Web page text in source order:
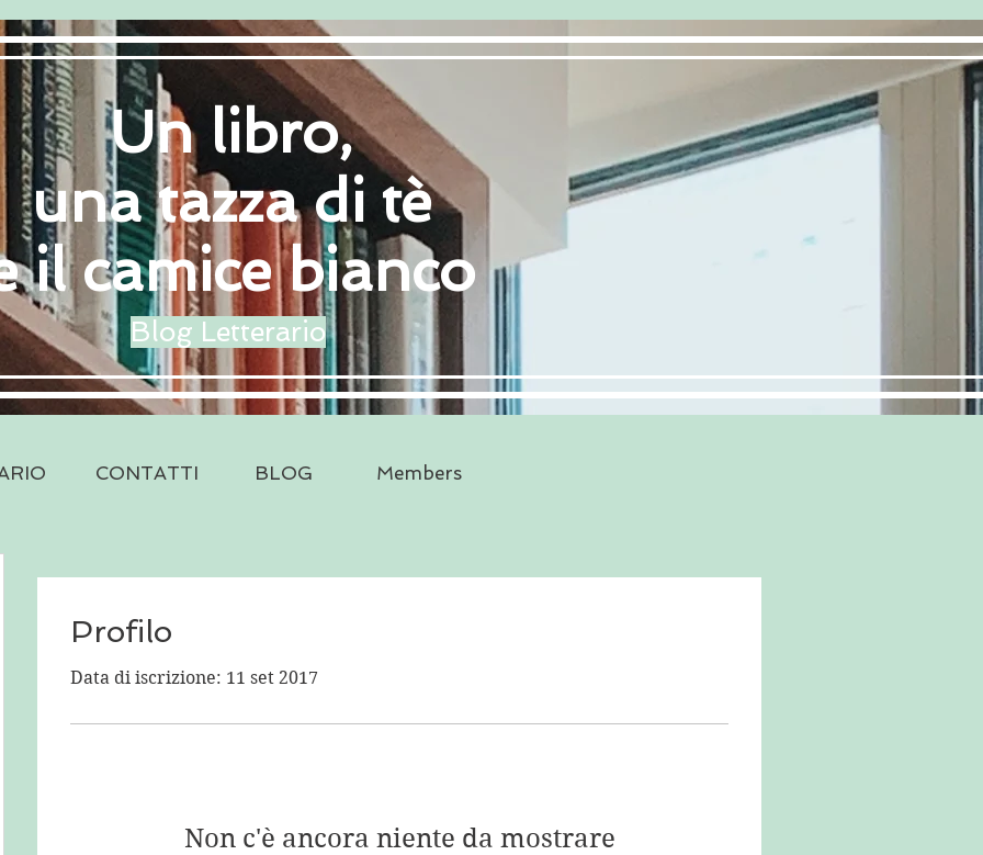
Un libro,
una tazza di tè
il camice bianco
Blog Letterario
CONTATTI BLOG Members
Profilo
Data di iscrizione: 11 set 2017
Non c'è ancora niente da mostrare